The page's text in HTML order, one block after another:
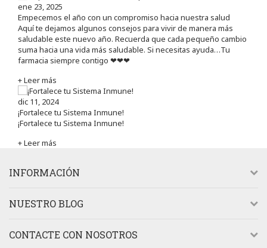
ene 23, 2025
Empecemos el año con un compromiso hacia nuestra salud
Aquí te dejamos algunos consejos para vivir de manera más
saludable este nuevo año. Recuerda que cada pequeño cambio
suma hacia una vida más saludable. Si necesitas ayuda…Tu
farmacia siempre contigo ❤❤❤
+ Leer más
dic 11, 2024
¡Fortalece tu Sistema Inmune!
¡Fortalece tu Sistema Inmune!
+ Leer más
INFORMACIÓN
NUESTRO BLOG
CONTACTE CON NOSOTROS